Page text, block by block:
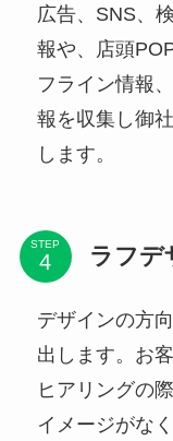
広告、SNS、
報や、店頭
フライン情報
報を収集し御
します。
STEP ラフデ
デザインの方
出します。お
ヒアリングの
イメージがな